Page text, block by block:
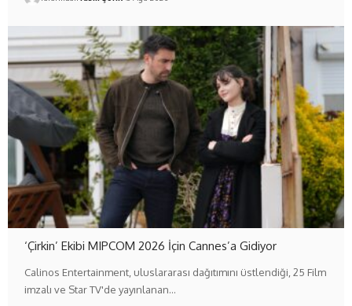
‘Çirkin’ Ekibi MIPCOM 2026 İçin Cannes’a Gidiyor
Calinos Entertainment, uluslararası dağıtımını üstlendiği, 25 Film
imzalı ve Star TV'de yayınlanan…